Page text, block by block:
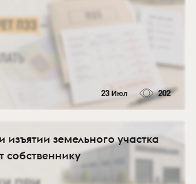
23 Июл 202
изъятии земельного участка
собственнику